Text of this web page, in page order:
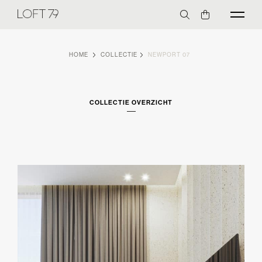
HOME COLLECTIE NEWPORT 07
COLLECTIE OVERZICHT